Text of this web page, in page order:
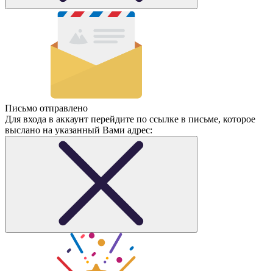
Письмо отправлено
Для входа в аккаунт перейдите по ссылке в письме, которое
выслано на указанный Вами адрес: